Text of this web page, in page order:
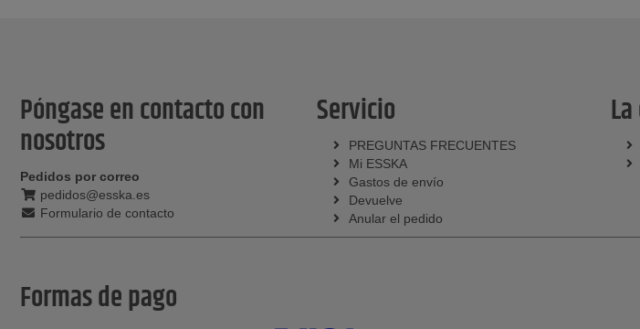
Póngase en contacto con
nosotros
Pedidos por correo
pedidos@esska.es
Formulario de contacto
Servicio
PREGUNTAS FRECUENTES
Mi ESSKA
Gastos de envío
Devuelve
Anular el pedido
Formas de pago